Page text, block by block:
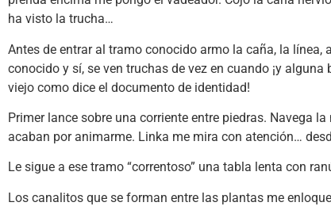
ha visto la trucha…
Antes de entrar al tramo conocido armo la caña, la
conocido y sí, se ven truchas de vez en cuando ¡y
viejo como dice el documento de identidad!
Primer lance sobre una corriente entre piedras. Navega
acaban por animarme. Linka me mira con atención…
Le sigue a ese tramo “correntoso” una tabla lenta con
Los canalitos que se forman entre las plantas me